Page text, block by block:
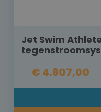
Jet Swim
€ 4.807,00